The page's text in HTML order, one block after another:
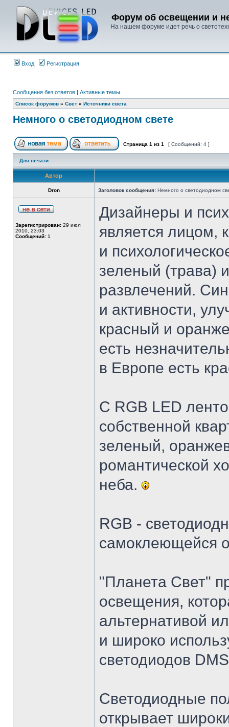
Форум об освещении и
На нашем форуме идет речь о
Вход Регистрация
Сообщения без ответов | Активные темы
Список форумов » Свет » Источники света
Немного о светодиодном свете
Страница 1 из 1 [ Сообщений: 4 ]
Для печати
Автор
Dron Заголовок сообщения: Немного о светодиодном
Зарегистрирован: 29 июл
2010, 23:03
Сообщений: 1
Дизайнеры и
является лицом,
и
зеленый (трава)
развлечений.
и активности,
красный и
есть
в Европе есть
С RGB LED
собственной
зеленый,
романтической
неба.
RGB -
самоклеющейся
"Планета Свет"
освещения,
альтернативой
и широко
светодиодов
Светодиодные
открывает